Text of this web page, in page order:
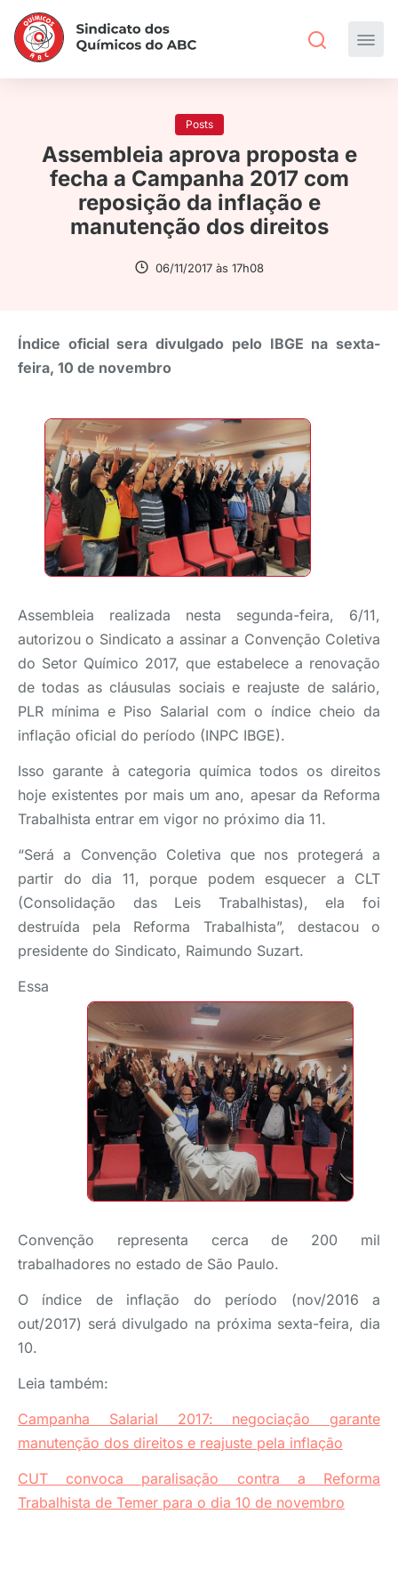
Posts
Assembleia aprova proposta e
fecha a Campanha 2017 com
reposição da inflação e
manutenção dos direitos
06/11/2017 às 17h08
Índice oficial sera divulgado pelo IBGE na sexta-
feira, 10 de novembro
Assembleia realizada nesta segunda-feira, 6/11,
autorizou o Sindicato a assinar a Convenção Coletiva
do Setor Químico 2017, que estabelece a renovação
de todas as cláusulas sociais e reajuste de salário,
PLR mínima e Piso Salarial com o índice cheio da
inflação oficial do período (INPC IBGE).
Isso garante à categoria química todos os direitos
hoje existentes por mais um ano, apesar da Reforma
Trabalhista entrar em vigor no próximo dia 11.
“Será a Convenção Coletiva que nos protegerá a
partir do dia 11, porque podem esquecer a CLT
(Consolidação das Leis Trabalhistas), ela foi
destruída pela Reforma Trabalhista”, destacou o
presidente do Sindicato, Raimundo Suzart.
Essa
Convenção representa cerca de 200 mil
trabalhadores no estado de São Paulo.
O índice de inflação do período (nov/2016 a
out/2017) será divulgado na próxima sexta-feira, dia
10.
Leia também:
Campanha Salarial 2017: negociação garante
manutenção dos direitos e reajuste pela inflação
CUT convoca paralisação contra a Reforma
Trabalhista de Temer para o dia 10 de novembro